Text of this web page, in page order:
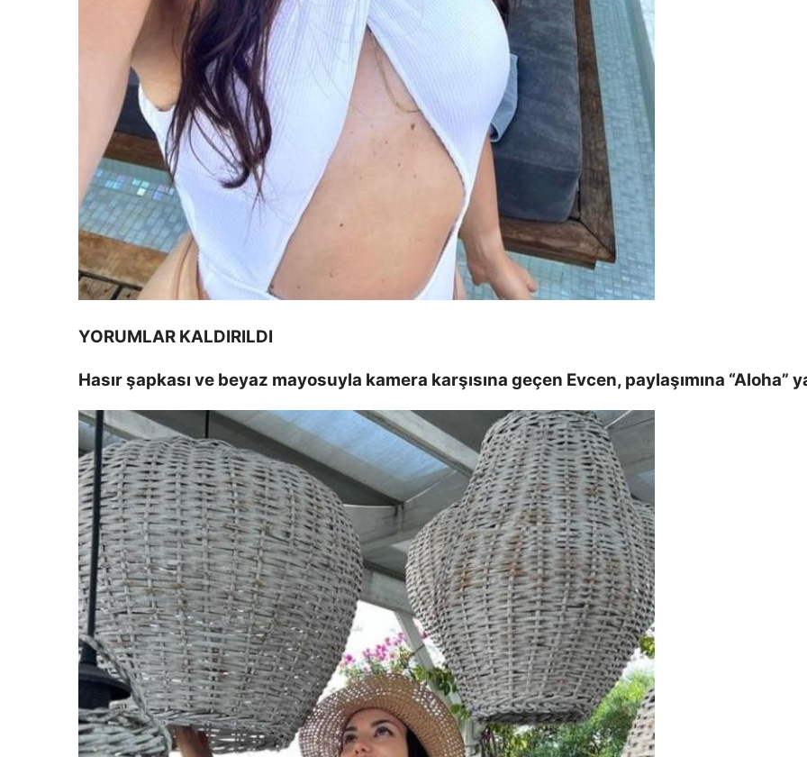
YORUMLAR KALDIRILDI
Hasır şapkası ve beyaz mayosuyla kamera karşısına geçen Evcen, paylaşımına “Aloha”